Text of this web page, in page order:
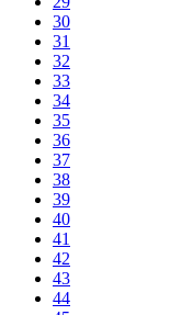
30
31
32
33
34
35
36
37
38
39
40
41
42
43
44